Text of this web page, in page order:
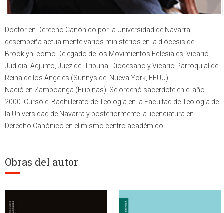
Doctor en Derecho Canónico por la Universidad de Navarra,
desempeña actualmente varios ministerios en la diócesis de
Brooklyn, como Delegado de los Movimientos Eclesiales, Vicario
Judicial Adjunto, Juez del Tribunal Diocesano y Vicario Parroquial de
Reina de los Ángeles (Sunnyside, Nueva York, EEUU).
Nació en Zamboanga (Filipinas). Se ordenó sacerdote en el año
2000. Cursó el Bachillerato de Teología en la Facultad de Teología de
la Universidad de Navarra y posteriormente la licenciatura en
Derecho Canónico en el mismo centro académico.
Obras del autor